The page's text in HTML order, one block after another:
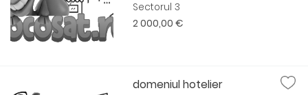
Sectorul 3
2 000,00 €
domeniul hotelier